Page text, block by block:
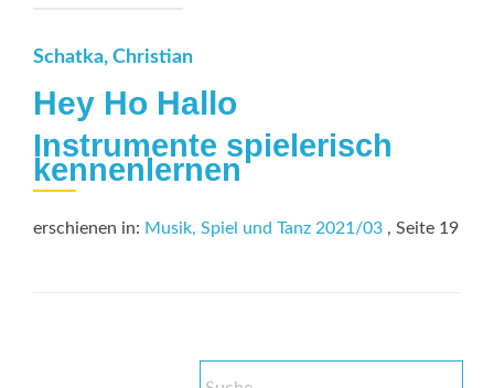
Schatka, Christian
Hey Ho Hallo
Instrumente spielerisch
kennenlernen
erschienen in: Musik, Spiel und Tanz 2021/03 , Seite 19